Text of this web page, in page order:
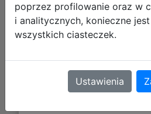
DO
poprzez profilowanie oraz w
i analitycznych, konieczne
wszystkich ciasteczek.
Ustawienia